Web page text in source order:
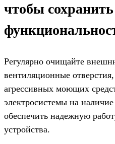
чтобы сохранить
Регулярно очищайте
вентиляционные
агрессивных моющих
электросистемы на
обеспечить надежную
устройства.